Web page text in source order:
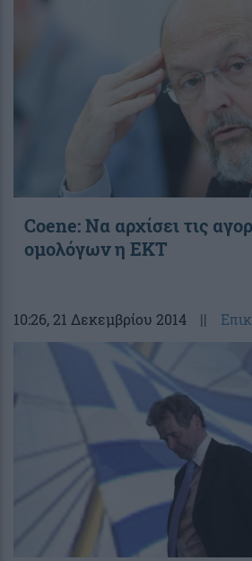
Coene: Να αρχίσει τις
ομολόγων η ΕΚΤ
10:26, 21 Δεκεμβρίου 2014 ||